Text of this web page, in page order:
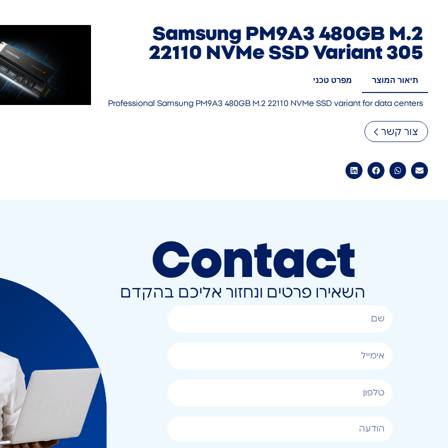
Samsung PM9A3 480GB M.2
22110 NVMe SSD Variant 305
תיאור המוצר מפרט טכני
Professional Samsung PM9A3 480GB M.2 22110 NVMe SSD variant for data centers
צור קשר
Contact
השאירו פרטים ונחזור אליכם בהקדם